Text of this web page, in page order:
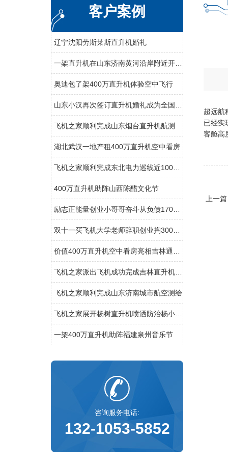
客户案例
辽宁沈阳劳斯莱斯直升机婚礼
奥迪包了架400万直升机体验空中飞行
飞机之家顺利完成山东烟台直升机航测
湖北武汉一地产租400万直升机空中看房
400万直升机助阵山西陈醋文化节
飞机之家顺利完成山东济南城市航空测绘
一架400万直升机助阵福建泉州音乐节
咨询服务电话:
132-1053-5852
超远航
已经实
客舱高
上一